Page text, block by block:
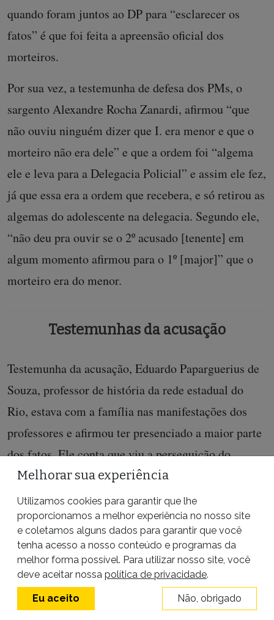
quando foram juntos ao DP para “esclarecer os
fatos” é que foi feita a apreensão oficial dos
morteiros.
Por sua vez, a testemunha de defesa dos PMs, o
sargento Alexandre Rocha Zanardi, afirmou “que
não ouviu ninguém dizer que I. era menor e que o
morteiro não era dele” e que a ordem foi “algema
ele e leva para a Delegacia Policial” e assim ele fez,
já que essa era a ordem que recebera, e só retirou as
algemas do adolescente na delegacia. Segundo ele,
“não deu pra ouvir se o 2º acusado [tenente] em
algum momento afirmou para o 1º [major]” que o
morteiro era do menor.
Testemunhas da acusação
Testemunha da acusação, Eduardo Paparguerius de
Souza, professor de história da rede estadual do
Rio, estava com a família nas manifestações dos
professores e afirmou ter presenciado a maior parte
dos fatos. Ele conta que viu a perseguição do
tenente ao primeiro rapaz, que aparece no início do
vídeo do Globo. Depois disso, ele “observou que os
Policiais Militares estavam acusando um rapaz de
estar com os morteiros” e conta que quis intervir
pois “achou que os policiais estavam cometendo um
erro, já que aquele rapaz que estava detido ali não
era o mesmo que havia fugido pouco antes”.
Melhorar sua experiência
Utilizamos cookies para garantir que lhe
proporcionamos a melhor experiência no nosso site
e coletamos alguns dados para garantir que você
tenha acesso a nosso conteúdo e programas da
melhor forma possível. Para utilizar nosso site, você
deve aceitar nossa política de privacidade.
Eu aceito Não, obrigado